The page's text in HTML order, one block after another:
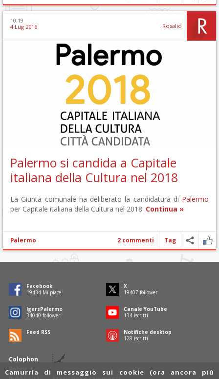
10:19
4 Lug 2016 Rosalio
Palermo si candida a Capitale
italiana della Cultura nel 2018
La Giunta comunale ha deliberato la candidatura di Palermo
per Capitale italiana della Cultura nel 2018. Continua »
Palermo 2 commenti Tag
Colophon
Policy
Facebook
19721Mi piace
X
19695 follower
IgersPalermo
34544 follower
Canale YouTube
136iscritti
Feed RSS
Notifiche desktop
130 iscritti
Camurrìa di messaggio sui cookie (ora ancora più